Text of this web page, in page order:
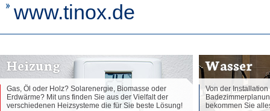
www.tinox.de
Heizung
Gas, Öl oder Holz? Solarenergie, Biomasse oder
Erdwärme? Mit uns finden Sie aus der Vielfalt der
verschiedenen Heizsysteme die für Sie beste Lösung!
Wasser
Von der
bekommen Sie